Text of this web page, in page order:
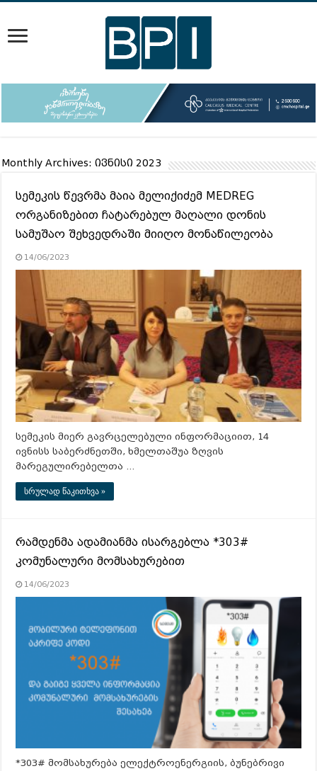
Monthly Archives:ივნისი 2023
სემეკის წევრმა მაია მელიქიძემ MEDREG
ორგანიზებით ჩატარებულ მაღალი დონის
სამუშაო შეხვედრაში მიიღო მონაწილეობა
14/06/2023
სემეკის მიერ გავრცელებული ინფორმაციით, 14
ივნისს საბერძნეთში, ხმელთაშუა ზღვის
მარეგულირებელთა …
სრულად წაკითხვა »
რამდენმა ადამიანმა ისარგებლა *303#
კომუნალური მომსახურებით
14/06/2023
*303# მომსახურება ელექტროენერგიის, ბუნებრივი